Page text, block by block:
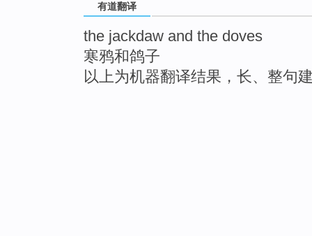
有道翻译
the jackdaw and the doves
寒鸦和鸽子
以上为机器翻译结果，长、整句